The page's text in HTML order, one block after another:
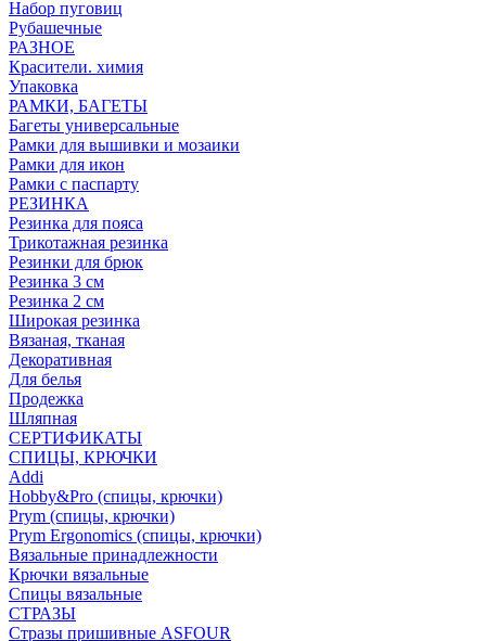
Набор пуговиц
Рубашечные
РАЗНОЕ
Красители. химия
Упаковка
РАМКИ, БАГЕТЫ
Багеты универсальные
Рамки для вышивки и мозаики
Рамки для икон
Рамки с паспарту
РЕЗИНКА
Резинка для пояса
Трикотажная резинка
Резинки для брюк
Резинка 3 см
Резинка 2 см
Широкая резинка
Вязаная, тканая
Декоративная
Для белья
Продежка
Шляпная
СЕРТИФИКАТЫ
СПИЦЫ, КРЮЧКИ
Addi
Hobby&Pro (спицы, крючки)
Prym (спицы, крючки)
Prym Ergonomics (спицы, крючки)
Вязальные принадлежности
Крючки вязальные
Спицы вязальные
СТРАЗЫ
Стразы пришивные ASFOUR